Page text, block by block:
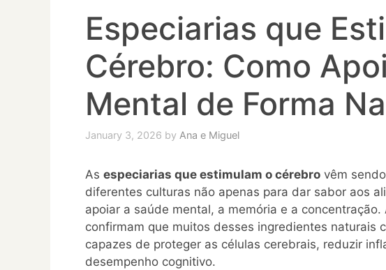
Especiarias que
Cérebro: Como
Mental de Forma
January 3, 2026 by Ana e Miguel
As especiarias que estimulam o cérebro vêm
diferentes culturas não apenas para dar sabor aos
apoiar a saúde mental, a memória e a
confirmam que muitos desses ingredientes naturais
capazes de proteger as células cerebrais, reduzir
desempenho cognitivo.